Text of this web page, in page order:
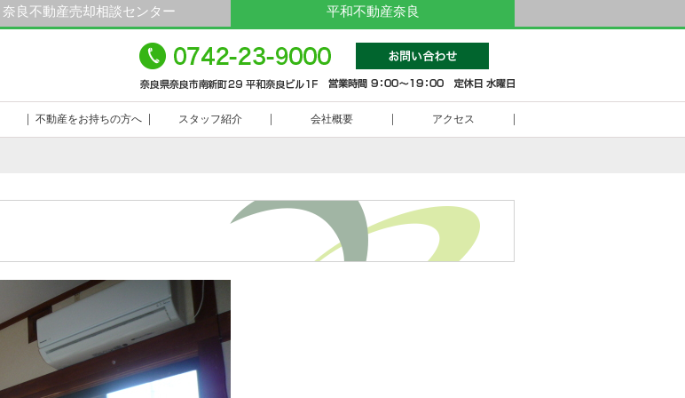
奈良不動産売却相談センター 平和不動産奈良
23-9000
不動産をお持ちの方へ スタッフ紹介 会社概要 アクセス